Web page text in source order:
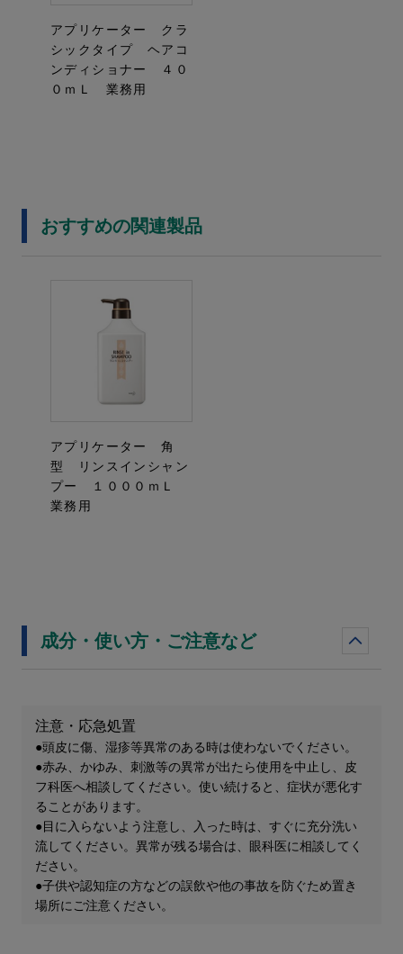
アプリケーター クラ
シックタイプ ヘアコ
ンディショナー ４０
０ｍＬ 業務用
おすすめの関連製品
アプリケーター 角
型 リンスインシャン
プー １０００ｍＬ
業務用
成分・使い方・ご注意など
注意・応急処置
●頭皮に傷、湿疹等異常のある時は使わないでください。
●赤み、かゆみ、刺激等の異常が出たら使用を中止し、皮
フ科医へ相談してください。使い続けると、症状が悪化す
ることがあります。
●目に入らないよう注意し、入った時は、すぐに充分洗い
流してください。異常が残る場合は、眼科医に相談してく
ださい。
●子供や認知症の方などの誤飲や他の事故を防ぐため置き
場所にご注意ください。